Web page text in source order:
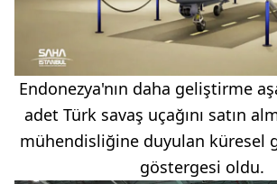
Endonezya'nın daha geliştirme
adet Türk savaş uçağını satın
mühendisliğine duyulan küresel
göstergesi oldu.